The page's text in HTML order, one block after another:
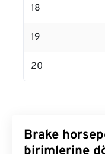
18
19
20
Brake